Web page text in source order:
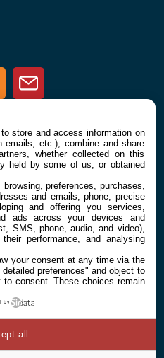
RSS Newsletter
À PROPOS
Contact
to store and access information on
etc.), combine and share
whether collected on this
held by some of us, or obtained
preferences, purchases,
and emails, phone, precise
and offering you services,
ads across your devices and
SMS, phone, audio, and video),
performance, and analysing
your consent at any time via the
preferences" and object to
consent. These choices remain
by
all